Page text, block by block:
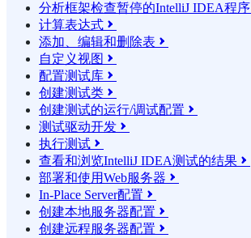
分析框架检查暂停的IntelliJ IDEA程序
计算表达式 
添加、编辑和删除表 
自定义视图 
配置测试库 
创建测试类 
创建测试的运行/调试配置 
测试驱动开发 
执行测试 
查看和浏览IntelliJ IDEA测试的结果 
部署和使用Web服务器 
In-Place Server配置 
创建本地服务器配置 
创建远程服务器配置 